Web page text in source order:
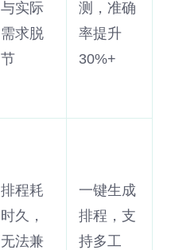
与实际
需求脱
节
测，准确
率提升
30%+
排程耗
时久，
无法兼
一键生成
排程，支
持多工